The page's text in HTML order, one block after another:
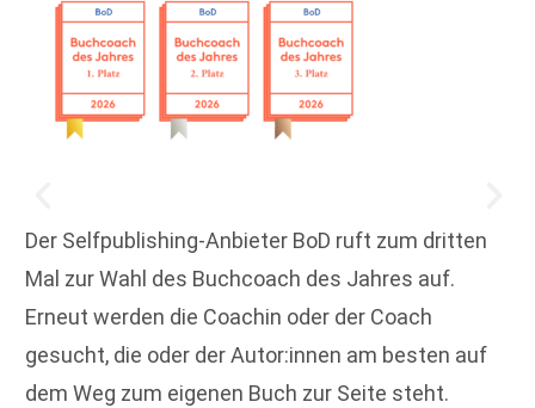
Der Selfpublishing-Anbieter BoD ruft zum dritten
Mal zur Wahl des Buchcoach des Jahres auf.
Erneut werden die Coachin oder der Coach
gesucht, die oder der Autor:innen am besten auf
dem Weg zum eigenen Buch zur Seite steht.